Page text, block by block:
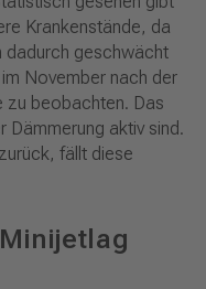
Krankenstände, da
dadurch geschwächt
November nach der
zu beobachten. Das
Dämmerung aktiv sind.
fällt diese